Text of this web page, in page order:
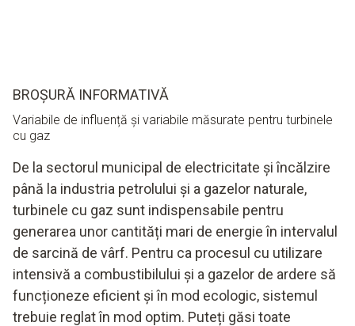
BROȘURĂ INFORMATIVĂ
Variabile de influență și variabile măsurate pentru turbinele
cu gaz
De la sectorul municipal de electricitate și încălzire
până la industria petrolului și a gazelor naturale,
turbinele cu gaz sunt indispensabile pentru
generarea unor cantități mari de energie în intervalul
de sarcină de vârf. Pentru ca procesul cu utilizare
intensivă a combustibilului și a gazelor de ardere să
funcționeze eficient și în mod ecologic, sistemul
trebuie reglat în mod optim. Puteți găsi toate